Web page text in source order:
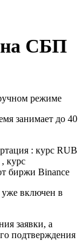
СБП
режиме
занимает до 40
: курс RUB
курс
биржи Binance
включен в
заявки, а
подтверждения